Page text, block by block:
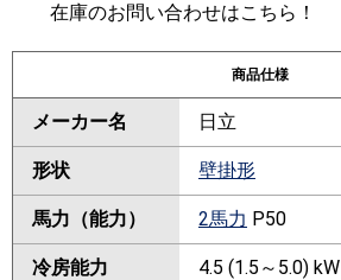
在庫のお問い合わせはこちら！
商品仕様
メーカー名 日立
形状 壁掛形
馬力（能力） 2馬力 P50
冷房能力 4.5 (1.5～5.0) kW